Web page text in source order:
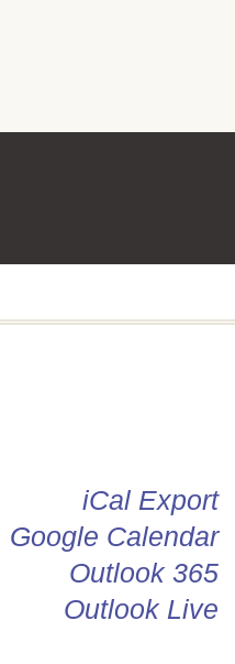
iCal Export
Google Calendar
Outlook 365
Outlook Live